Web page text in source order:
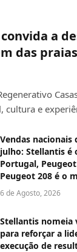
a
das praias
cultura e
Vendas
julho: Stellantis é
Portugal, Peugeot
Peugeot 208 é o
6 de Agosto, 2026
Stellantis nomeia
para reforçar a
execução de